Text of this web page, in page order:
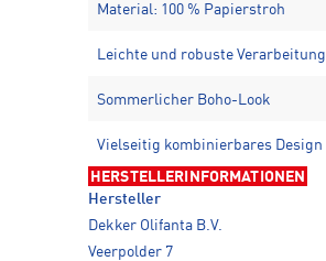
Material: 100 % Papierstroh
Leichte und robuste Verarbeitung
Sommerlicher Boho-Look
Vielseitig kombinierbares Design
HERSTELLERINFORMATIONEN
Hersteller
Dekker Olifanta B.V.
Veerpolder 7